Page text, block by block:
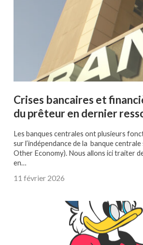
Crises bancaires et
du prêteur en dernier
Les banques centrales ont plusieurs
sur l’indépendance de la banque
Other Economy). Nous allons ici traiter
en…
11 février 2026